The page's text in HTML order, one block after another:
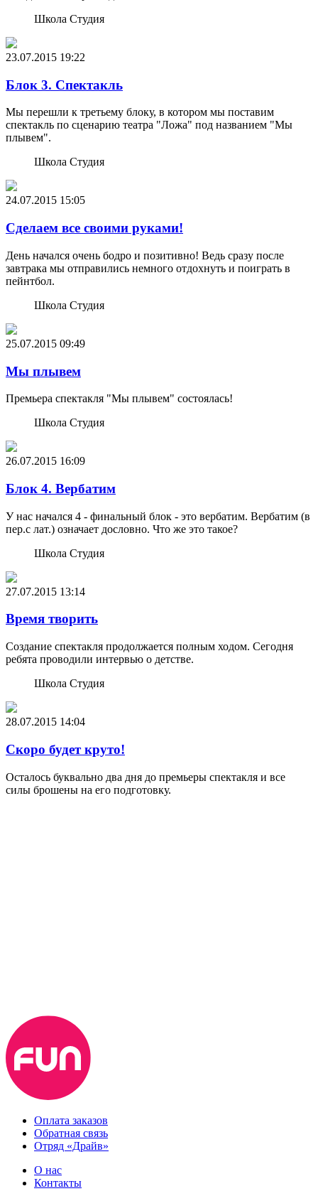
Школа Студия
23.07.2015 19:22
Блок 3. Спектакль
Мы перешли к третьему блоку, в котором мы поставим
спектакль по сценарию театра "Ложа" под названием "Мы
плывем".
Школа Студия
24.07.2015 15:05
Сделаем все своими руками!
День начался очень бодро и позитивно! Ведь сразу после
завтрака мы отправились немного отдохнуть и поиграть в
пейнтбол.
Школа Студия
25.07.2015 09:49
Мы плывем
Премьера спектакля "Мы плывем" состоялась!
Школа Студия
26.07.2015 16:09
Блок 4. Вербатим
У нас начался 4 - финальный блок - это вербатим. Вербатим (в
пер.с лат.) означает дословно. Что же это такое?
Школа Студия
27.07.2015 13:14
Время творить
Создание спектакля продолжается полным ходом. Сегодня
ребята проводили интервью о детстве.
Школа Студия
28.07.2015 14:04
Скоро будет круто!
Осталось буквально два дня до премьеры спектакля и все
силы брошены на его подготовку.
Оплата заказов
Обратная связь
Отряд «Драйв»
О нас
Контакты